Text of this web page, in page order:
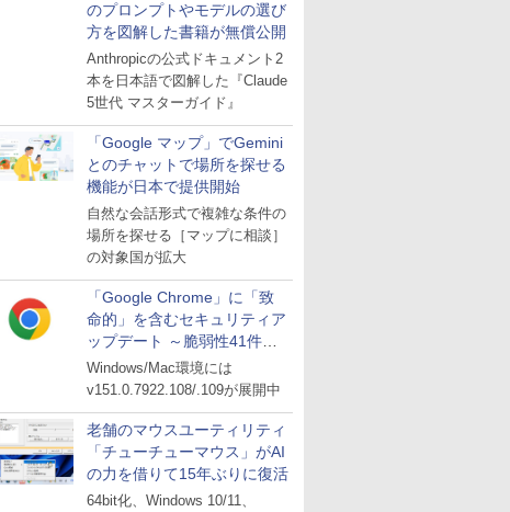
のプロンプトやモデルの選び
方を図解した書籍が無償公開
Anthropicの公式ドキュメント2
本を日本語で図解した『Claude
5世代 マスターガイド』
「Google マップ」でGemini
とのチャットで場所を探せる
機能が日本で提供開始
自然な会話形式で複雑な条件の
場所を探せる［マップに相談］
の対象国が拡大
「Google Chrome」に「致
命的」を含むセキュリティア
ップデート ～脆弱性41件に
対処
Windows/Mac環境には
v151.0.7922.108/.109が展開中
老舗のマウスユーティリティ
「チューチューマウス」がAI
の力を借りて15年ぶりに復活
64bit化、Windows 10/11、